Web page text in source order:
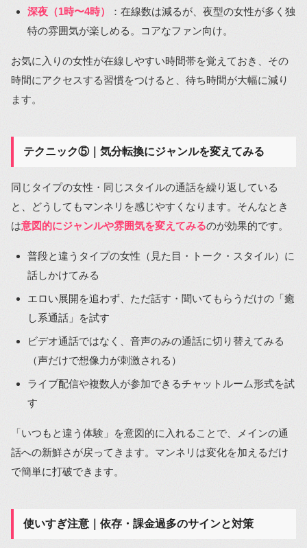
深夜（1時〜4時）
：在線数は減るが、夜型の女性が多く独
特の雰囲気が楽しめる。コアなファン向け。
お気に入りの女性が在線しやすい時間帯を覚えておき、その
時間にアクセスする習慣をつけると、待ち時間が大幅に減り
ます。
テクニック⑤｜気分転換にジャンルを変えてみる
同じタイプの女性・同じスタイルの通話を繰り返している
と、どうしてもマンネリを感じやすくなります。そんなとき
は意図的にジャンルや雰囲気を変えてみるのが効果的です。
普段と違うタイプの女性（見た目・トーク・スタイル）に
話しかけてみる
エロい展開を追わず、ただ話す・聞いてもらうだけの「癒
し系通話」を試す
ビデオ通話ではなく、音声のみの通話に切り替えてみる
（声だけで想像力が刺激される）
ライブ配信や複数人が参加できるチャットルーム形式を試
す
「いつもと違う体験」を意図的に入れることで、メインの通
話への新鮮さが戻ってきます。マンネリは変化を加えるだけ
で簡単に打破できます。
使いすぎ注意｜依存・課金過多のサインと対策